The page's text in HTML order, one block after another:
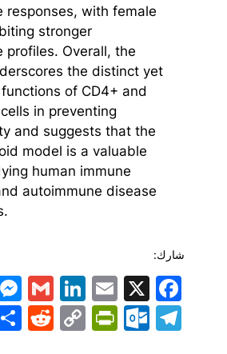
responses, with female
stronger
profiles. Overall, the
the distinct yet
of CD4+ and
in preventing
and suggests that the
model is a valuable
human immune
autoimmune disease
شارك:
Facebook
X
Email
Telegram
Copy